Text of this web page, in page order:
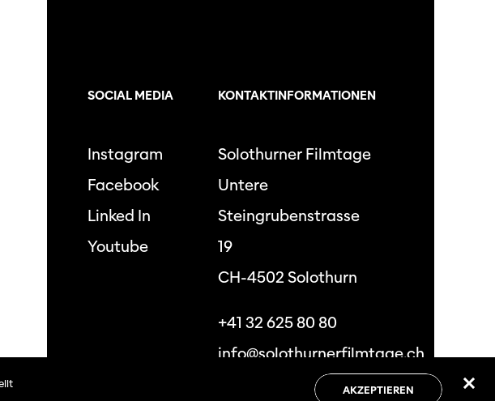
SOCIAL MEDIA
Instagram
Facebook
Linked In
Youtube
KONTAKTINFORMATIONEN
Solothurner Filmtage
Untere
Steingrubenstrasse
19
CH-4502 Solothurn
+41 32 625 80 80
info@solothurnerfilmtage.ch
AKZEPTIEREN